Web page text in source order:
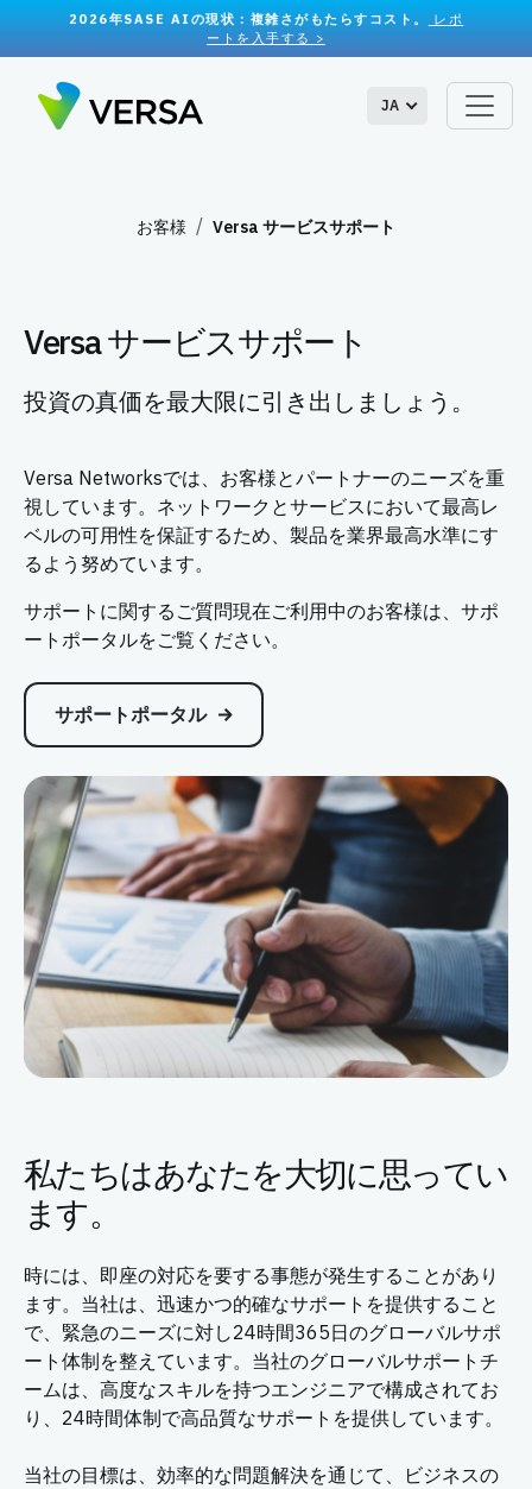
2026年SASE AIの現状：複雑さがもたらすコスト。
レポ
ートを入手する >
JA
お客様 Versa サービスサポート
Versa サービスサポート
投資の真価を最大限に引き出しましょう。
Versa Networksでは、お客様とパートナーのニーズを重
視しています。ネットワークとサービスにおいて最高レ
ベルの可用性を保証するため、製品を業界最高水準にす
るよう努めています。
サポートに関するご質問現在ご利用中のお客様は、サポ
ートポータルをご覧ください。
サポートポータル
私たちはあなたを大切に思ってい
ます。
時には、即座の対応を要する事態が発生することがあり
ます。当社は、迅速かつ的確なサポートを提供すること
で、緊急のニーズに対し24時間365日のグローバルサポ
ート体制を整えています。当社のグローバルサポートチ
ームは、高度なスキルを持つエンジニアで構成されてお
り、24時間体制で高品質なサポートを提供しています。
当社の目標は、効率的な問題解決を通じて、ビジネスの